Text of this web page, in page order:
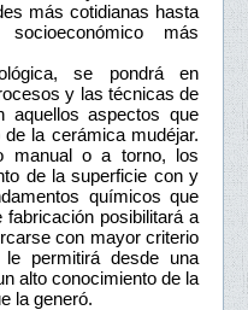
más cotidianas hasta
más
se pondrá en
y las técnicas de
aquellos aspectos que
la cerámica mudéjar.
manual o a torno, los
de la superficie con y
químicos que
posibilitará a
con mayor criterio
permitirá desde una
alto conocimiento de la
la generó.